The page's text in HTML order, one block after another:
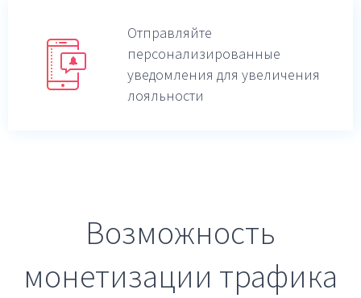
Отправляйте
персонализированные
уведомления для увеличения
лояльности
Возможность
монетизации трафика